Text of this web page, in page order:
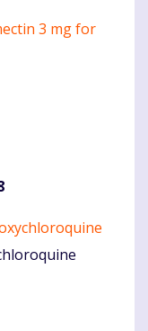
3 mg for